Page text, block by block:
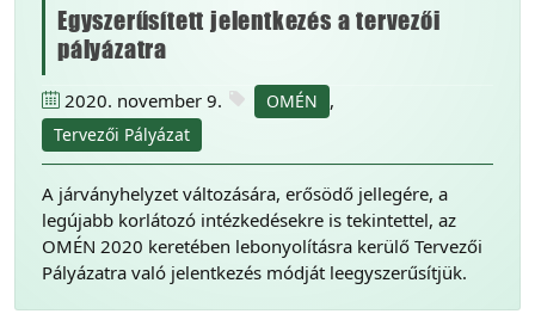
Egyszerűsített jelentkezés a tervezői
pályázatra
2020. november 9. OMÉN ,
Tervezői Pályázat
A járványhelyzet változására, erősödő jellegére, a
legújabb korlátozó intézkedésekre is tekintettel, az
OMÉN 2020 keretében lebonyolításra kerülő Tervezői
Pályázatra való jelentkezés módját leegyszerűsítjük.